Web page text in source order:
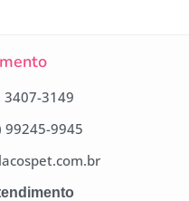
3407-3149
99245-9945